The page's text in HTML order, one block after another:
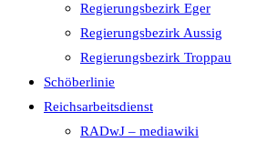
Regierungsbezirk Eger
Regierungsbezirk Aussig
Regierungsbezirk Troppau
Schöberlinie
Reichsarbeitsdienst
RADwJ – mediawiki